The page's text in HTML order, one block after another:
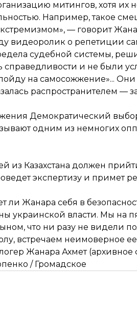
митингов, хотя их
Например, такое
— говорит
видеоролик о репетиции
судебной системы,
справедливости и не были
на самосожжение»...
распространителем —
Демократический выбор
одним из немногих
из Казахстана должен
экспертизу и примет
ли Жанара себя в
украинской власти. Мы на
что ни разу не видели
встречаем неимоверное ее
Жанара Ахмет
/ Громадское